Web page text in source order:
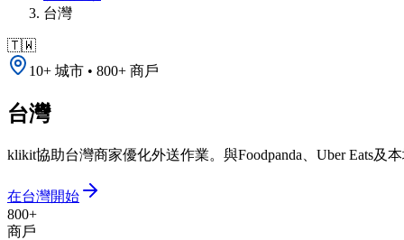
台灣
🇹🇼
10+ 城市 • 800+ 商戶
台灣
klikit協助台灣商家優化外送作業。與Foodpanda、Uber Eats及
在台灣開始
800+
商戶